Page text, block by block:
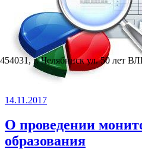
454031, г. Челябинск ул. 50 лет
14.11.2017
О проведении
образования